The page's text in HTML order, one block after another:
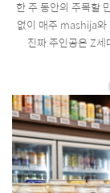
한 주 동안의 주목할
없이 매주 mashija와
진짜 주인공은 Z